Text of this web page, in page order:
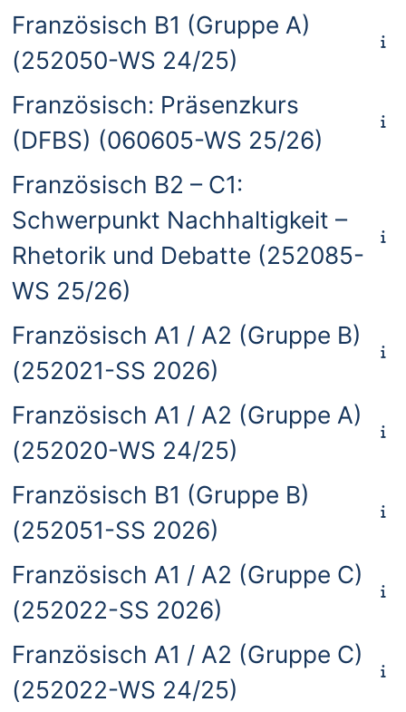
Französisch B1 (Gruppe A)
(252050-WS 24/25)
Französisch: Präsenzkurs
(DFBS) (060605-WS 25/26)
Französisch B2 – C1:
Schwerpunkt Nachhaltigkeit –
Rhetorik und Debatte (252085-
WS 25/26)
Französisch A1 / A2 (Gruppe B)
(252021-SS 2026)
Französisch A1 / A2 (Gruppe A)
(252020-WS 24/25)
Französisch B1 (Gruppe B)
(252051-SS 2026)
Französisch A1 / A2 (Gruppe C)
(252022-SS 2026)
Französisch A1 / A2 (Gruppe C)
(252022-WS 24/25)